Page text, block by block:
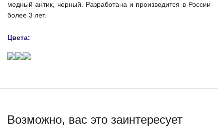
медный антик, черный. Разработана и производится в России
более 3 лет.
Цвета:
Возможно, вас это заинтересует